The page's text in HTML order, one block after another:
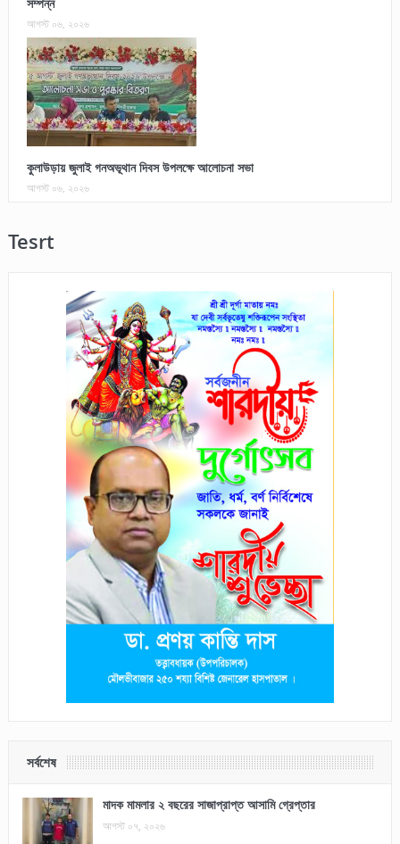
আগস্ট ০৬, ২০২৬
কুলাউড়ায় জুলাই গনঅভূথান দিবস উপলক্ষে আলোচনা সভা
আগস্ট ০৬, ২০২৬
Tesrt
সর্বশেষ
মাদক মামলার ২ বছরের সাজাপ্রাপ্ত আসামি গ্রেপ্তার
আগস্ট ০৭, ২০২৬